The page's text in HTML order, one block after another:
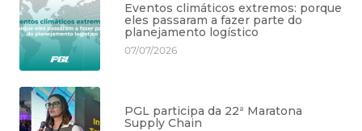
Eventos climáticos extremos: porque
eles passaram a fazer parte do
planejamento logístico
07/07/2026
PGL participa da 22ª Maratona
Supply Chain